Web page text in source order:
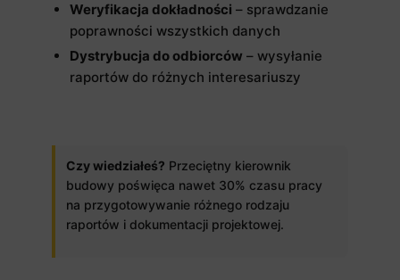
Weryfikacja dokładności – sprawdzanie
poprawności wszystkich danych
Dystrybucja do odbiorców – wysyłanie
raportów do różnych interesariuszy
Czy wiedziałeś? Przeciętny kierownik
budowy poświęca nawet 30% czasu pracy
na przygotowywanie różnego rodzaju
raportów i dokumentacji projektowej.